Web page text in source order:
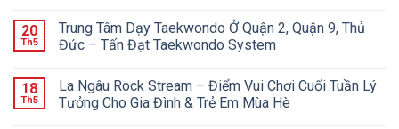
20
Th5
Trung Tâm Dạy Taekwondo Ở Quận 2, Quận 9, Thủ
Đức – Tấn Đạt Taekwondo System
18
Th5
La Ngâu Rock Stream – Điểm Vui Chơi Cuối Tuần Lý
Tưởng Cho Gia Đình & Trẻ Em Mùa Hè